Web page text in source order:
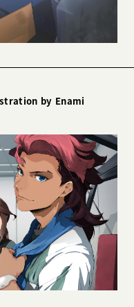
by Enami